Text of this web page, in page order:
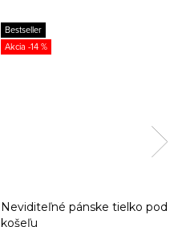
Bestseller
-14 %
Neviditeľné pánske tielko pod
košeľu